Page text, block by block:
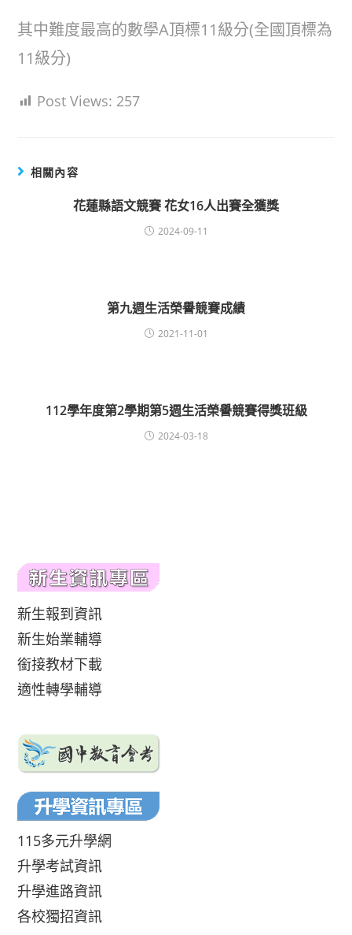
其中難度最高的數學A頂標11級分(全國頂標為
11級分)
Post Views: 257
相關內容
花蓮縣語文競賽 花女16人出賽全獲獎
2024-09-11
第九週生活榮譽競賽成績
2021-11-01
112學年度第2學期第5週生活榮譽競賽得獎班級
2024-03-18
新生報到資訊
新生始業輔導
銜接教材下載
適性轉學輔導
115多元升學網
升學考試資訊
升學進路資訊
各校獨招資訊